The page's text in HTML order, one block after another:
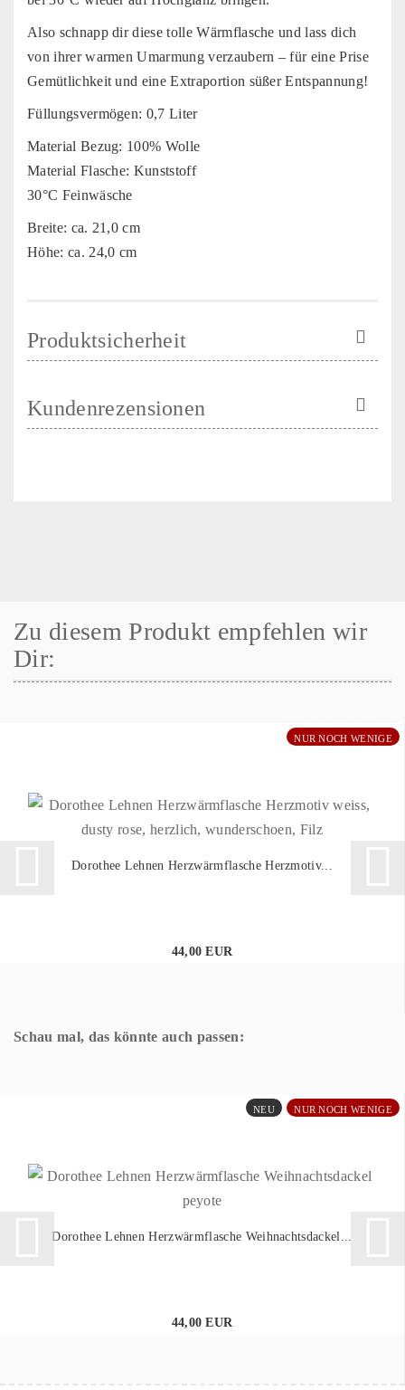
Also schnapp dir diese tolle Wärmflasche und lass dich
von ihrer warmen Umarmung verzaubern – für eine Prise
Gemütlichkeit und eine Extraportion süßer Entspannung!
Füllungsvermögen: 0,7 Liter
Material Bezug: 100% Wolle
Material Flasche: Kunststoff
30°C Feinwäsche
Breite: ca. 21,0 cm
Höhe: ca. 24,0 cm
Produktsicherheit
Kundenrezensionen
Zu diesem Produkt empfehlen wir
Dir:
NUR NOCH WENIGE
Dorothee Lehnen Herzwärmflasche Herzmotiv...
44,00 EUR
Schau mal, das könnte auch passen:
NEU NUR NOCH WENIGE
Dorothee Lehnen Herzwärmflasche Weihnachtsdackel...
44,00 EUR